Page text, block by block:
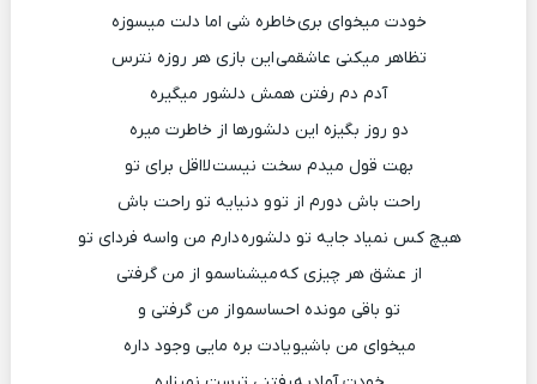
خودت میخوای بری خاطره شی اما دلت میسوزه
تظاهر میکنی عاشقمی این بازی هر روزه نترس
آدم دم رفتن همش دلشور میگیره
دو روز بگیزه این دلشورها از خاطرت میره
بهت قول میدم سخت نیست لااقل برای تو
راحت باش دورم از تو و دنیایه تو راحت باش
هیچ کس نمیاد جایه تو دلشوره دارم من واسه فردای تو
از عشق هر چیزی که میشناسمو از من گرفتی
تو باقی مونده احساسمو از من گرفتی و
میخوای من باشیو یادت بره مایی وجود داره